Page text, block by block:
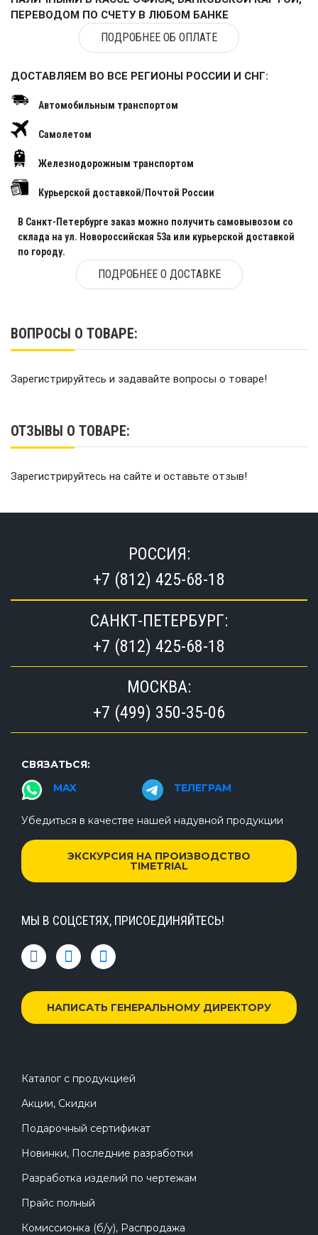
ПЕРЕВОДОМ ПО СЧЕТУ В ЛЮБОМ БАНКЕ
ПОДРОБНЕЕ ОБ ОПЛАТЕ
ДОСТАВЛЯЕМ ВО ВСЕ РЕГИОНЫ РОССИИ И СНГ:
Автомобильным транспортом
Самолетом
Железнодорожным транспортом
Курьерской доставкой/Почтой России
В Санкт-Петербурге заказ можно получить самовывозом со
склада на ул. Новороссийская 53а или курьерской доставкой
по городу.
ПОДРОБНЕЕ О ДОСТАВКЕ
ВОПРОСЫ О ТОВАРЕ:
Зарегистрируйтесь и задавайте вопросы о товаре!
ОТЗЫВЫ О ТОВАРЕ:
Зарегистрируйтесь на сайте и оставьте отзыв!
РОССИЯ:
+7 (812) 425-68-18
САНКТ-ПЕТЕРБУРГ:
+7 (812) 425-68-18
МОСКВА:
+7 (499) 350-35-06
СВЯЗАТЬСЯ:
MAX
ТЕЛЕГРАМ
Убедиться в качестве нашей надувной продукции
ЭКСКУРСИЯ НА ПРОИЗВОДСТВО
TIMETRIAL
МЫ В СОЦСЕТЯХ, ПРИСОЕДИНЯЙТЕСЬ!
НАПИСАТЬ ГЕНЕРАЛЬНОМУ ДИРЕКТОРУ
Каталог с продукцией
Акции, Скидки
Подарочный сертификат
Новинки, Последние разработки
Разработка изделий по чертежам
Прайс полный
Комиссионка (б/у), Распродажа